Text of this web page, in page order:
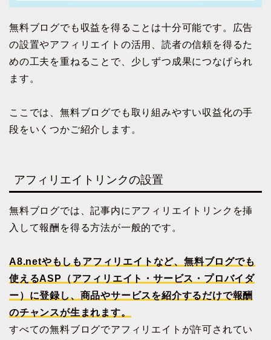
無料ブログでも収益を得ることは十分可能です。広告
の設置やアフィリエイトの活用、読者の信頼を得るた
めの工夫を重ねることで、少しずつ成果につなげられ
ます。
ここでは、無料ブログでも取り組みやすい収益化の手
段をいくつかご紹介します。
アフィリエイトリンクの設置
無料ブログでは、記事内にアフィリエイトリンクを挿
入して報酬を得る方法が一般的です。
A8.netやもしもアフィリエイトなど、無料ブログでも
使えるASP（アフィリエイト・サービス・プロバイダ
ー）に登録し、商品やサービスを紹介するだけで報酬
のチャンスが生まれます。
すべての無料ブログでアフィリエイトが許可されてい